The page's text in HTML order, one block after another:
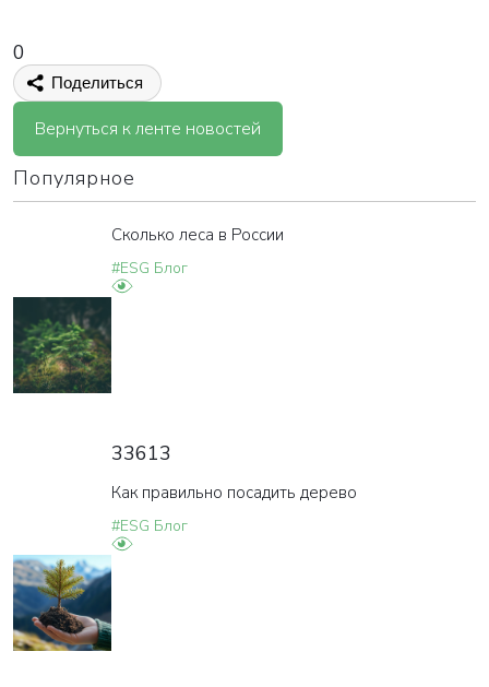
0
Поделиться
Вернуться к ленте новостей
Популярное
Сколько леса в России
#ESG Блог
33613
Как правильно посадить дерево
#ESG Блог